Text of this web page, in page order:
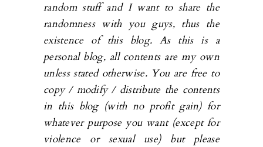
random stuff and I want to share the
randomness with you guys, thus the
existence of this blog. As this is a
personal blog, all contents are my own
unless stated otherwise. You are free to
copy / modify / distribute the contents
in this blog (with no profit gain) for
whatever purpose you want (except for
violence or sexual use) but please